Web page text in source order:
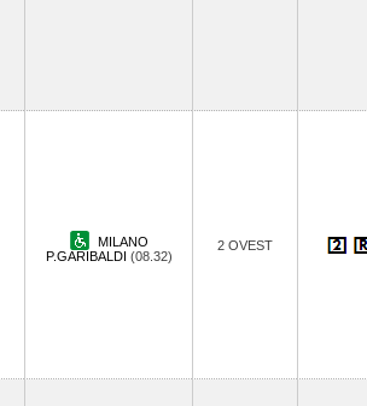
MILANO
P.GARIBALDI (08.32)
2 OVEST